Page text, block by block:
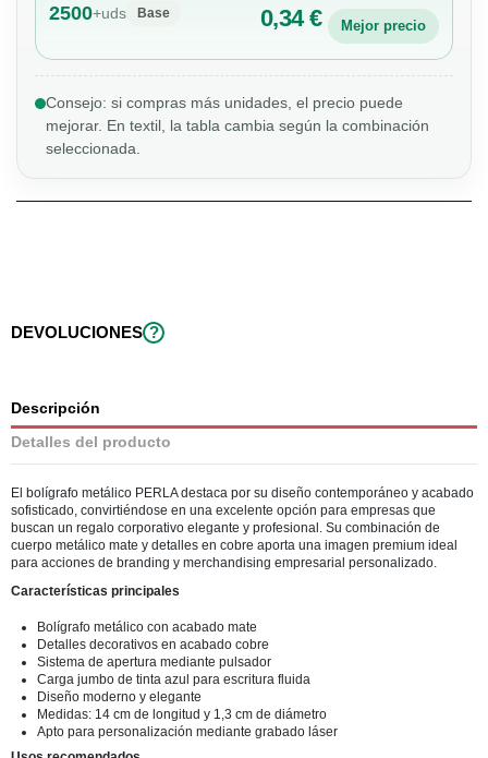
2500+uds Base 0,34 € Mejor precio
Consejo: si compras más unidades, el precio puede
mejorar. En textil, la tabla cambia según la combinación
seleccionada.
DEVOLUCIONES ?
Descripción
Detalles del producto
El bolígrafo metálico PERLA destaca por su diseño contemporáneo y acabado
sofisticado, convirtiéndose en una excelente opción para empresas que
buscan un regalo corporativo elegante y profesional. Su combinación de
cuerpo metálico mate y detalles en cobre aporta una imagen premium ideal
para acciones de branding y merchandising empresarial personalizado.
Características principales
Bolígrafo metálico con acabado mate
Detalles decorativos en acabado cobre
Sistema de apertura mediante pulsador
Carga jumbo de tinta azul para escritura fluida
Diseño moderno y elegante
Medidas: 14 cm de longitud y 1,3 cm de diámetro
Apto para personalización mediante grabado láser